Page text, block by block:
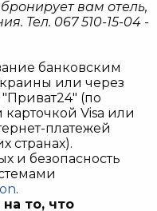
вам отель,
Тел. 067 510-15-04 -
банковским
или через
(по
Visa или
платежей
странах).
и безопасность
.
то, что